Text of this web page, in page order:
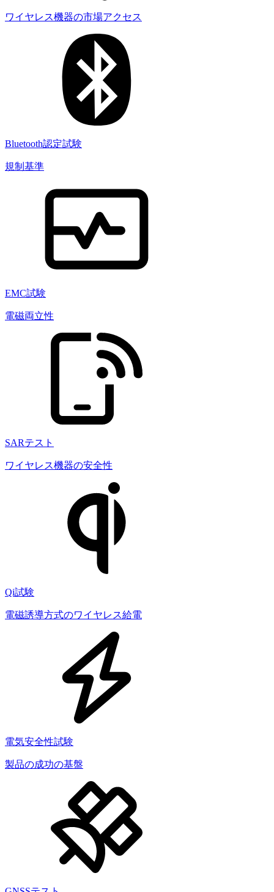
ワイヤレス機器の市場アクセス
Bluetooth認定試験
規制基準
EMC試験
電磁両立性
SARテスト
ワイヤレス機器の安全性
Qi試験
電磁誘導方式のワイヤレス給電
電気安全性試験
製品の成功の基盤